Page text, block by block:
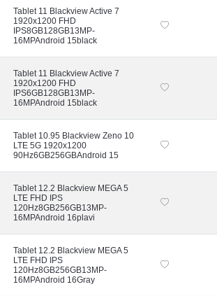
Tablet 11 Blackview Active 7
1920x1200 FHD
IPS8GB128GB13MP-
16MPAndroid 15black
Tablet 11 Blackview Active 7
1920x1200 FHD
IPS6GB128GB13MP-
16MPAndroid 15black
Tablet 10.95 Blackview Zeno 10
LTE 5G 1920x1200
90Hz6GB256GBAndroid 15
Tablet 12.2 Blackview MEGA 5
LTE FHD IPS
120Hz8GB256GB13MP-
16MPAndroid 16plavi
Tablet 12.2 Blackview MEGA 5
LTE FHD IPS
120Hz8GB256GB13MP-
16MPAndroid 16Gray